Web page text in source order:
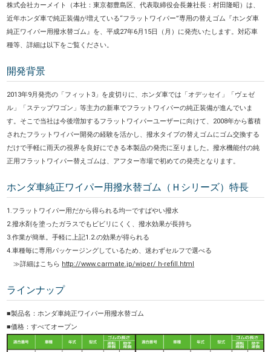
株式会社カーメイト（本社：東京都豊島区、代表取締役会長兼社長：村田隆昭）は、
近年ホンダ車で純正装備が増えている“フラットワイパー”専用の替えゴム『ホンダ車
純正ワイパー用撥水替ゴム』を、平成27年6月15日（月）に発売いたします。対応車
種等、詳細は以下をご覧ください。
開発背景
2013年9月発売の「フィット3」を皮切りに、ホンダ車では「オデッセイ」「ヴェゼ
ル」「ステップワゴン」等主力の新車でフラットワイパーの純正装備が進んでいま
す。そこで当社は今後増加するフラットワイパーユーザーに向けて、2008年から蓄積
されたフラットワイパー開発の経験を活かし、撥水タイプの替えゴムにゴム交換する
だけで手軽に雨天の視界を良好にできる本製品の発売に至りました。撥水機能付の純
正用フラットワイパー替えゴムは、アフター市場で初めての発売となります。
ホンダ車純正ワイパー用撥水替ゴム（Ｈシリーズ）特長
1.フラットワイパー用だから得られる均一ですばやい撥水
2.撥水剤を塗ったガラスでもビビリにくく、撥水効果が長持ち
3.作業が簡単。手軽に上記1.2.の効果が得られる
4.車種毎に専用パッケージングしているため、迷わずセルフで選べる
≫詳細はこちら http://www.carmate.jp/wiper/ h-refill.html
ラインナップ
■製品名：ホンダ車純正ワイパー用撥水替ゴム
■価格：すべてオープン